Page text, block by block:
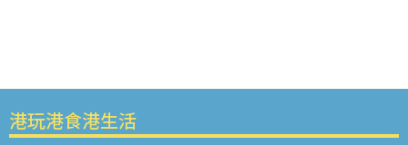
港玩港食港生活